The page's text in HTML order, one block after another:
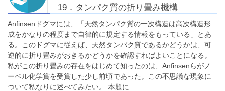
19．タンパク質の折り畳み機構
Anfinsenドグマには、「天然タンパク質の一次構造は高次構造形
成をかなりの程度まで自律的に規定する情報をもっている」とあ
る。このドグマに従えば、天然タンパク質であるかどうかは、可
逆的に折り畳みがおきるかどうかを確認すればよいことになる。
私がこの折り畳みの存在をはじめて知ったのは、Anfinsenらがノ
ーベル化学賞を受賞した少し前頃であった。この不思議な現象に
ついて私なりに述べてみたい。 本題に...